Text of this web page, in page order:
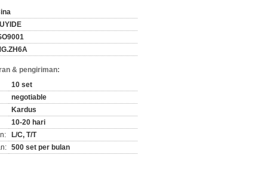
& pengiriman:
10 set
negotiable
Kardus
10-20 hari
L/C, T/T
500 set per bulan